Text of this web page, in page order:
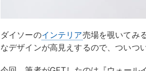
ダイソーのインテリア売場を覗いてみ
なデザインが高見えするので、ついつ